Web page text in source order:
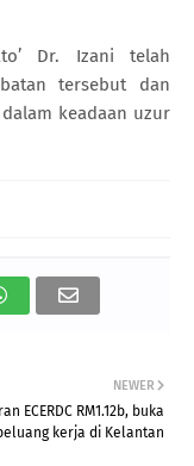
Dr. Izani telah
tersebut dan
keadaan uzur
NEWER
ECERDC RM1.12b, buka
kerja di Kelantan